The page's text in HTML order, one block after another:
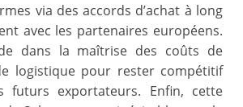
via des accords d’achat à long
avec les partenaires européens.
dans la maîtrise des coûts de
logistique pour rester compétitif
futurs exportateurs. Enfin, cette